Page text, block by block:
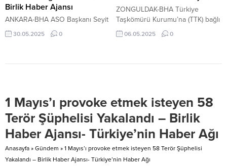
belirten Cahit...
Birlik Haber Ajansı
ANKARA-BHA ASO Başkanı Seyit
Ardıç: Asıl sorunumuz,
üretmeden tüketmemiz Ankara
de dezenflasyon sürecinin devam
ettiği bir dönemde, 2025 yılı ilk
çeyreği için kaydedilen yüzde
2’lik büyümenin, olumlu olarak
değerlendirilebileceğini
belirterek, “Büyüme
rakamlarında,...
30.05.2025 0
ZONGULDAK-BHA Türkiye
Taşkömürü Kurumu’na (TTK) bağlı
Armutçuk Müessese
Müdürlüğü’nde çalışan ve
şampiyon TTK’ya bağlı Armutçuk
Müessese Müdürlüğü kuyu bakım
servisinde görevli maden işçisi
Güner Yılmaz, işyerinde
rahatsızlandı. Ambulansla Ereğli...
06.05.2025 0
1 Mayıs’ı provoke etmek isteyen 58
Terör Şüphelisi Yakalandı – Birlik
Haber Ajansı- Türkiye’nin Haber Ağı
Anasayfa » Gündem » 1 Mayıs’ı provoke etmek isteyen 58 Terör Şüphelisi
Yakalandı – Birlik Haber Ajansı- Türkiye’nin Haber Ağı